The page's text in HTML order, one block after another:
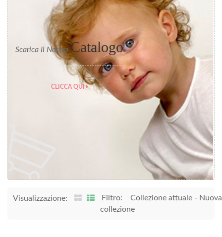
Scarica Il Nostro Catalogo
CLICCA QUI
Visualizzazione: Filtro: Collezione attuale- Nuova
collezione